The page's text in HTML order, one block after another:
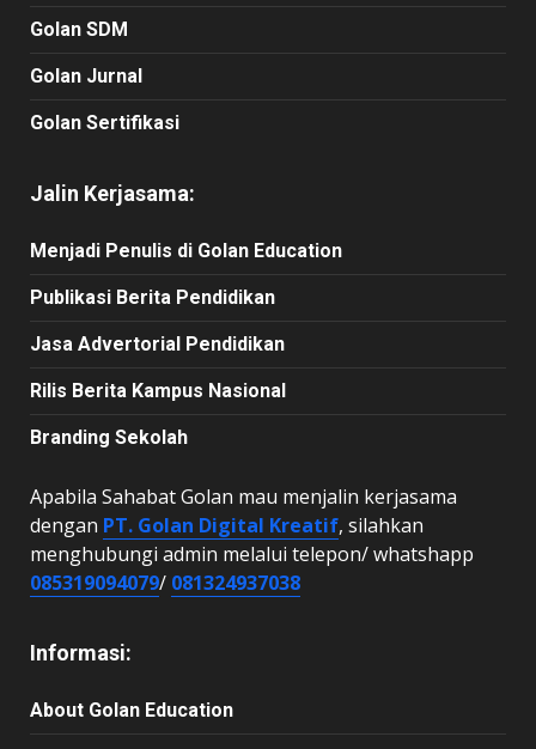
Golan SDM
Golan Jurnal
Golan Sertifikasi
Jalin Kerjasama:
Menjadi Penulis di Golan Education
Publikasi Berita Pendidikan
Jasa Advertorial Pendidikan
Rilis Berita Kampus Nasional
Branding Sekolah
Apabila Sahabat Golan mau menjalin kerjasama
dengan PT. Golan Digital Kreatif, silahkan
menghubungi admin melalui telepon/ whatshapp
085319094079/ 081324937038
Informasi:
About Golan Education